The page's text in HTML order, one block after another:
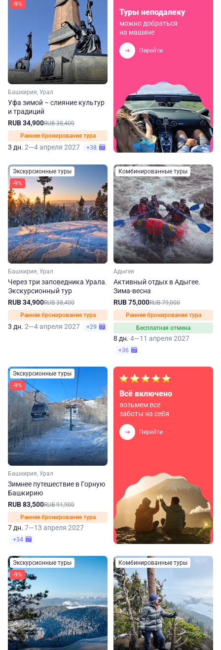
-9%
Башкирия, Урал
Уфа зимой – слияние культур
и традиций
RUB 34,900RUB 38,400
Раннее бронирование тура
3 дн. 2—4 апреля 2027 +38
Туры неподалеку
можно добраться
на машине
Перейти
Экскурсионные туры
-9%
Башкирия, Урал
Через три заповедника Урала.
Экскурсионный тур
RUB 34,900RUB 38,400
Раннее бронирование тура
3 дн. 2—4 апреля 2027 +29
Комбинированные туры
Адыгея
Активный отдых в Адыгее.
Зима-весна
RUB 75,000RUB 79,000
Раннее бронирование тура
Бесплатная отмена
8 дн. 4—11 апреля 2027
+36
Экскурсионные туры
-9%
Башкирия, Урал
Зимнее путешествие в Горную
Башкирию
RUB 83,500RUB 91,900
Раннее бронирование тура
7 дн. 7—13 апреля 2027
+34
Всё включено
возьмем все
заботы на себя
Перейти
Экскурсионные туры
-9%
Комбинированные туры